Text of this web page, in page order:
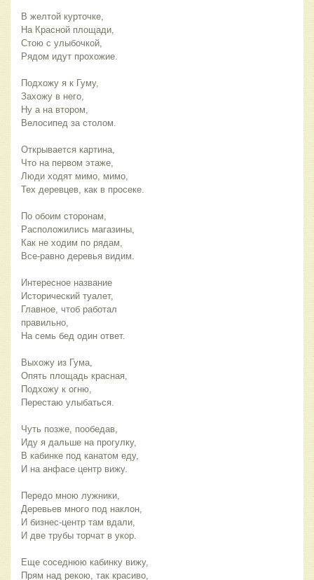
В желтой курточке,
На Красной площади,
Стою с улыбочкой,
Рядом идут прохожие.
Подхожу я к Гуму,
Захожу в него,
Ну а на втором,
Велосипед за столом.
Открывается картина,
Что на первом этаже,
Люди ходят мимо, мимо,
Тех деревцев, как в просеке.
По обоим сторонам,
Расположились магазины,
Как не ходим по рядам,
Все-равно деревья видим.
Интересное название
Исторический туалет,
Главное, чтоб работал
правильно,
На семь бед один ответ.
Выхожу из Гума,
Опять площадь красная,
Подхожу к огню,
Перестаю улыбаться.
Чуть позже, пообедав,
Иду я дальше на прогулку,
В кабинке под канатом еду,
И на анфасе центр вижу.
Передо мною лужники,
Деревьев много под наклон,
И бизнес-центр там вдали,
И две трубы торчат в укор.
Еще соседнюю кабинку вижу,
Прям над рекою, так красиво,